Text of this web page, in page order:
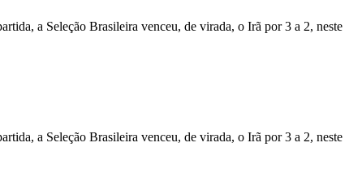
a Seleção Brasileira venceu, de virada, o Irã por 3 a 2, neste
a Seleção Brasileira venceu, de virada, o Irã por 3 a 2, neste